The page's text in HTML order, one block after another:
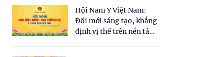
Hội Nam Y Việt Nam:
Đổi mới sáng tạo, khẳng
định vị thế trên nền tảng